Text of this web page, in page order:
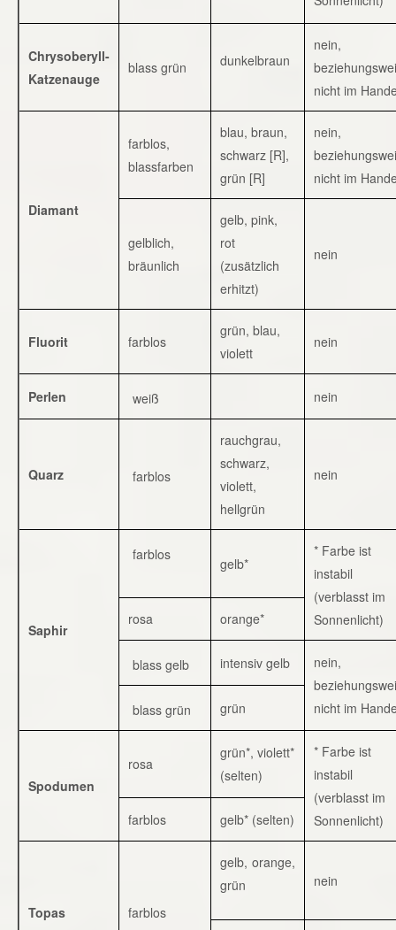
Chrysoberyll-
Katzenauge
blass grün dunkelbraun
nein,
nicht im
Diamant
farblos,
blassfarben
blau, braun,
schwarz [R],
grün [R]
nein,
nicht im
gelblich,
bräunlich
gelb, pink,
rot
(zusätzlich
erhitzt)
nein
Fluorit farblos
grün, blau,
violett
nein
Perlen weiß nein
Quarz farblos
rauchgrau,
schwarz,
violett,
hellgrün
nein
Saphir
farblos
gelb*
* Farbe ist
instabil
(verblasst im
Sonnenlicht)
rosa orange*
blass gelb intensiv gelb
nein,
nicht im
blass grün grün
Spodumen
rosa
grün*, violett*
(selten)
* Farbe ist
instabil
(verblasst im
Sonnenlicht)
farblos gelb* (selten)
Topas farblos
gelb, orange,
grün
nein